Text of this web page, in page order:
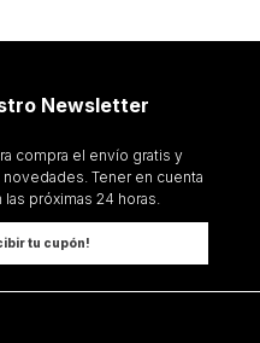
Newsletter
compra el envío gratis y
Tener en cuenta
próximas 24 horas.
tu cupón!